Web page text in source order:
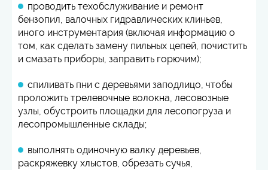
проводить техобслуживание и ремонт
бензопил, валочных гидравлических клиньев,
иного инструментария (включая информацию о
том, как сделать замену пильных цепей, почистить
и смазать приборы, заправить горючим);
спиливать пни с деревьями заподлицо, чтобы
проложить трелевочные волокна, лесовозные
узлы, обустроить площадки для лесопогруза и
лесопромышленные склады;
выполнять одиночную валку деревьев,
раскряжевку хлыстов, обрезать сучья,